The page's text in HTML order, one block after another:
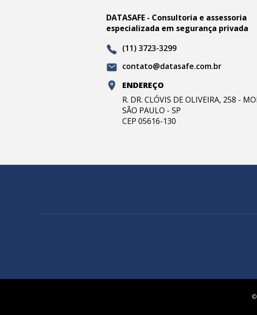
DATASAFE - Consultoria e assessoria
especializada em segurança privada
(11) 3723-3299
contato@datasafe.com.br
ENDEREÇO
R. DR. CLÓVIS DE OLIVEIRA, 258 -
SÃO PAULO - SP
CEP 05616-130
©